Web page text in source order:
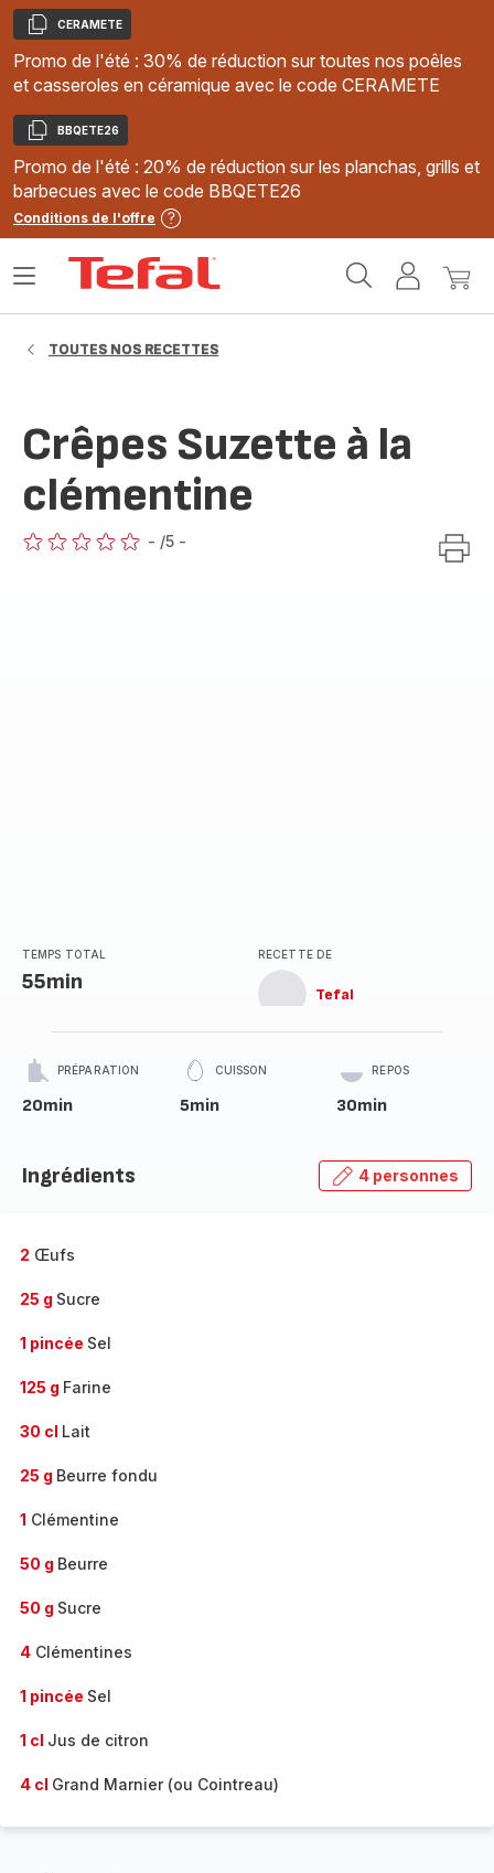
Copier
CERAMETE
Promo de l'été : 30% de réduction sur toutes nos poêles
et casseroles en céramique avec le code CERAMETE
Copier
BBQETE26
Promo de l'été : 20% de réduction sur les planchas, grills et
barbecues avec le code BBQETE26
Conditions de l'offre
MonMon
Ouvrir
TOUTES NOS RECETTES
Crêpes Suzette à la
clémentine
- /5 -
TEMPS TOTAL
55min
RECETTE DE
Tefal
PRÉPARATION
20min
CUISSON
5min
REPOS
30min
Ingrédients 4 personnes
2 Œufs
25 g Sucre
1 pincée Sel
125 g Farine
30 cl Lait
25 g Beurre fondu
1 Clémentine
50 g Beurre
50 g Sucre
4 Clémentines
1 pincée Sel
1 cl Jus de citron
4 cl Grand Marnier (ou Cointreau)